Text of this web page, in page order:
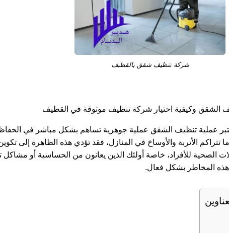
شركة تنظيف شقق بالقطيف
وكيفية اختيار شركة تنظيف موثوقة في القطيف
عملية تنظيف الشقق عملية جوهرية تساهم بشكل مباشر في
تتراكم الأتربة والأوساخ في المنازل، فقد تؤدي هذه الظاهرة إلى تكوين
الصحية للأفراد، خاصة أولئك الذين يعانون من الحساسية أو مشاكل
المخاطر بشكل فعال.